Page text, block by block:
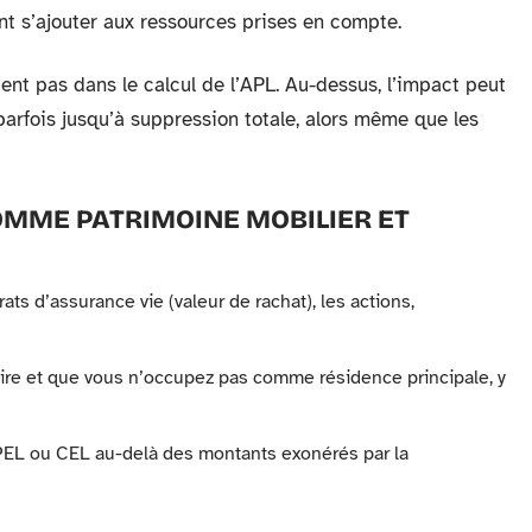
aux ressources prises en compte.
pas dans le calcul de l’APL. Au-dessus, l’impact peut
jusqu’à suppression totale, alors même que les
PATRIMOINE MOBILIER ET
d’assurance vie (valeur de rachat), les actions,
et que vous n’occupez pas comme résidence principale, y
ou CEL au-delà des montants exonérés par la